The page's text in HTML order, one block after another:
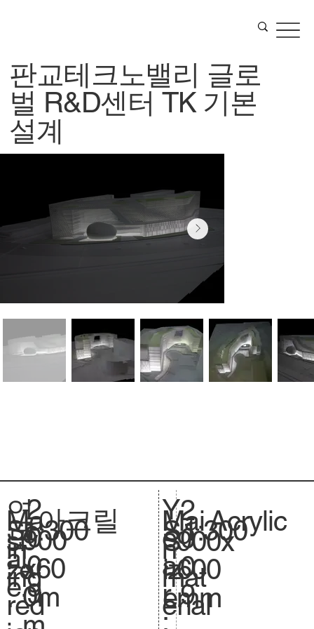
판교테크노밸리 글로
벌 R&D센터 TK 기본
설계
연
도
:
2
0
0
9
Ma
in
ing
red
Sc
al
e.
아크릴
1:300
si
ze
.
900
x60
0m
Y
e
a
r
:
Mai
n
mat
erial
S
.
S
iz
e.
2
0
0
9
1:300
900x
600
mm
Acrylic